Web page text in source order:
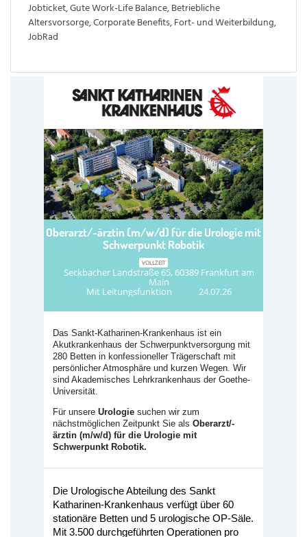
Jobticket,Gute Work-Life Balance,Betriebliche
Altersvorsorge,Corporate Benefits,Fort- und Weiterbildung,
JobRad